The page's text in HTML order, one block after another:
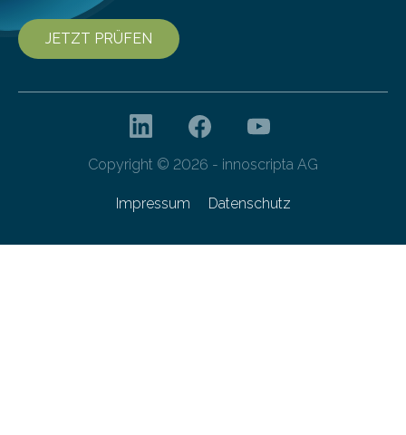
JETZT PRÜFEN
Copyright © 2026 - innoscripta AG
Impressum Datenschutz